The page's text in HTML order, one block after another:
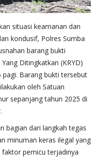
situasi keamanan dan
kondusif, Polres Sumba
barang bukti
Ditingkatkan (KRYD)
pagi. Barang bukti tersebut
oleh Satuan
sepanjang tahun 2025 di
bagian dari langkah tegas
minuman keras ilegal yang
pemicu terjadinya